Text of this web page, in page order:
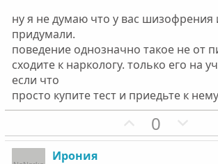
ы
й
г
о
о
с
ы
й
г
о
о
с
ну я не думаю что у вас шизофрения
придумали.
поведение однозначно такое не от
сходите к наркологу. только его на
если что
просто купите тест и приедьте к
П
о
0
е
Ирония